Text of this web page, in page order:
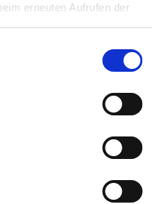
erneuten Aufrufen der
darüber hinaus
Surfverhaltens der Nutzer
können Sie unserer